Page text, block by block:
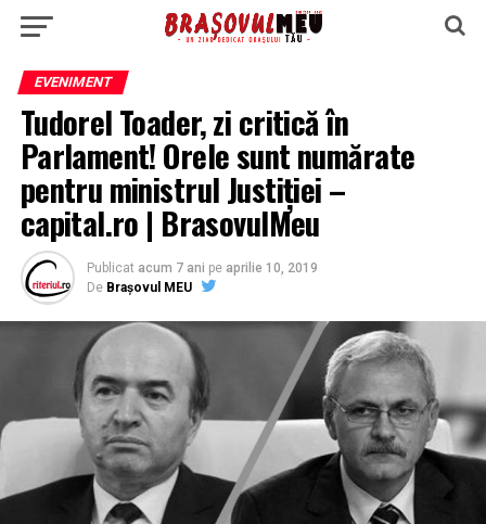
EVENIMENT
Tudorel Toader, zi critică în
Parlament! Orele sunt numărate
pentru ministrul Justiţiei –
capital.ro | BrasovulMeu
Publicat acum 7 ani pe aprilie 10, 2019
De Brașovul MEU